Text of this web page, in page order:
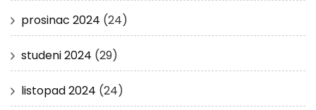
prosinac 2024 (24)
studeni 2024 (29)
listopad 2024 (24)